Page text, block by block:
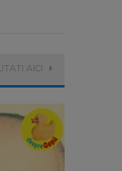
AICI